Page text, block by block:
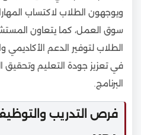
ويوجهون الطلاب لاكتساب
سوق العمل، كما يتعاون
الطلاب لتوفير الدعم الأكاديمي
في تعزيز جودة التعليم وتحقيق
البرنامج.
فرص التدريب